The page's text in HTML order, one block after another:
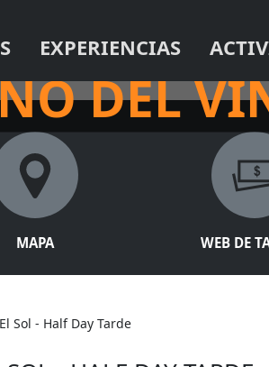
EXPERIENCIAS
+ GUÍA
DEL
MAPA WEB DE
Sol - Half Day Tarde